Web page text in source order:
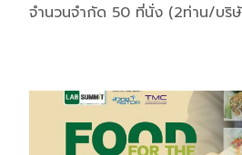
จำนวนจำกัด 50 ที่นั่ง (2ท่าน/บริ